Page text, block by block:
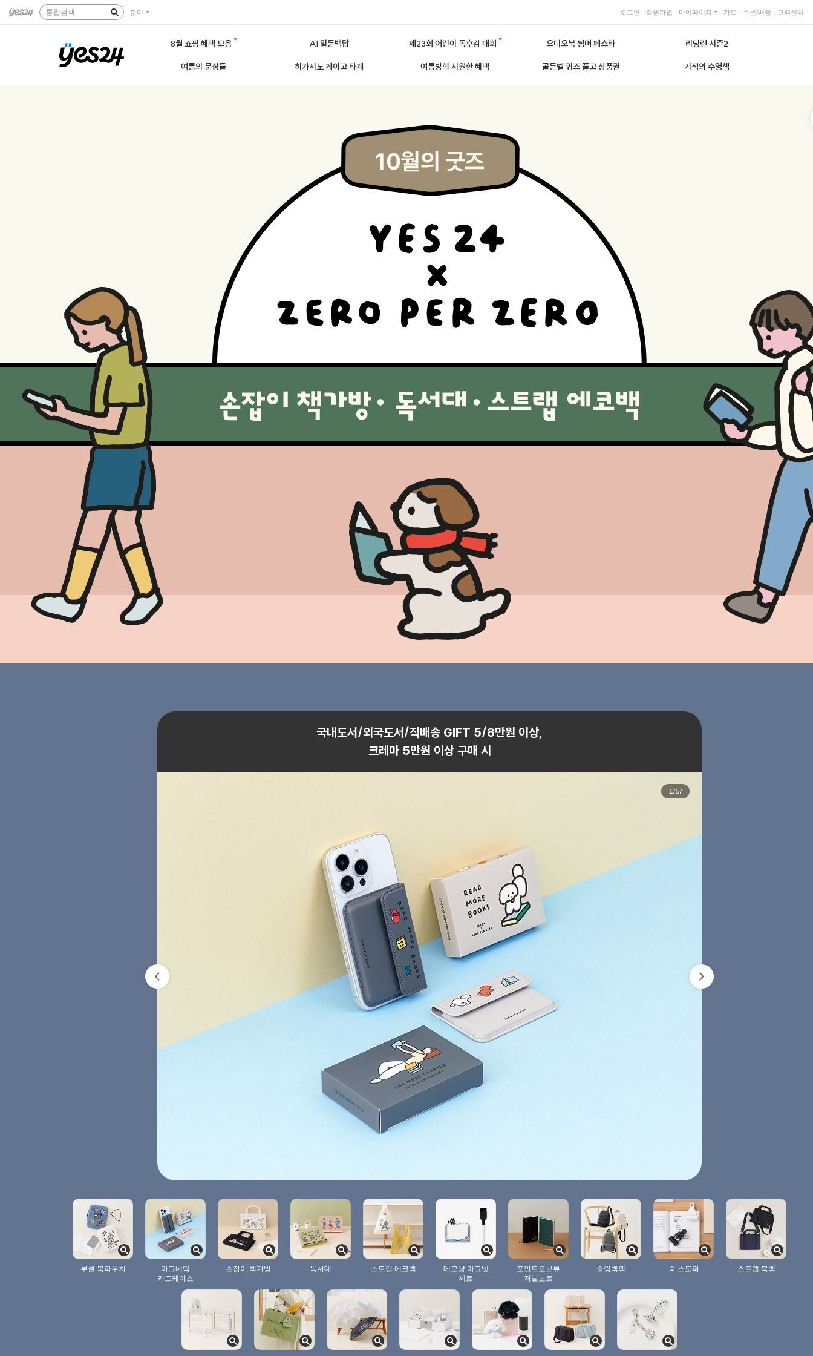
통합검색 분야 로그인 회원가입 마이페이지 카트 주문/배송 고객센터
8월 쇼핑 혜택 모음 AI 일문백답 제23회 어린이 독후감 대회 오디오북 썸머 페스타 리딩런 시즌2
여름의 문장들 히가시노 게이고 타계 여름방학 시원한 혜택 골든벨 퀴즈 풀고 상품권 기적의 수영책
국내도서/외국도서/직배송 GIFT 5/8만원 이상,
크레마 5만원 이상 구매 시
1/57
부클 북파우치
마그네틱
카드케이스
손잡이 책가방 독서대 스트랩 에코백
메모냥 마그넷
세트
포인트오브뷰
저널노트
슬링백팩 북 스토퍼 스트랩 북백